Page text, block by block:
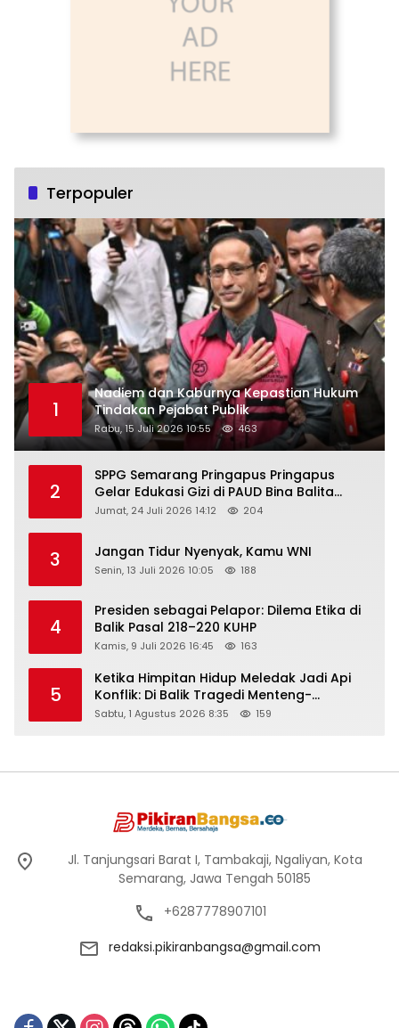
Terpopuler
1
Nadiem dan Kaburnya Kepastian Hukum
Tindakan Pejabat Publik
Rabu, 15 Juli 2026 10:55 463
2
SPPG Semarang Pringapus Pringapus
Gelar Edukasi Gizi di PAUD Bina Balita
Peringati Hari Anak Nasional 2026
Jumat, 24 Juli 2026 14:12 204
3 Jangan Tidur Nyenyak, Kamu WNI
Senin, 13 Juli 2026 10:05 188
4
Presiden sebagai Pelapor: Dilema Etika di
Balik Pasal 218–220 KUHP
Kamis, 9 Juli 2026 16:45 163
5
Ketika Himpitan Hidup Meledak Jadi Api
Konflik: Di Balik Tragedi Menteng-
Matraman Hingga Maling Ayam di Bali
Sabtu, 1 Agustus 2026 8:35 159
Jl. Tanjungsari Barat I, Tambakaji, Ngaliyan, Kota
Semarang, Jawa Tengah 50185
+6287778907101
redaksi.pikiranbangsa@gmail.com